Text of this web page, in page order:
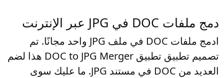
دمج ملفات DOC في JPG عبر الإنترنت
ادمج ملفات DOC في ملف JPG واحد مجانًا. تم
تصميم تطبيق تطبيق DOC to JPG Merger هذا لضم
العديد من DOC في مستند JPG. ما عليك سوى